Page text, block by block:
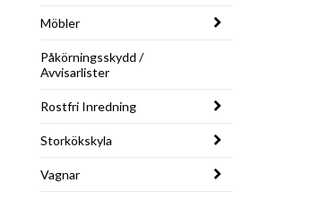
Möbler
Påkörningsskydd /
Avvisarlister
Rostfri Inredning
Storkökskyla
Vagnar